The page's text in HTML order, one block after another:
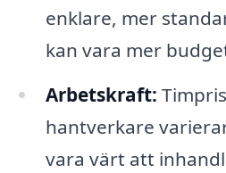
enklare, mer
kan vara mer
Arbetskraft:
hantverkare
vara värt att